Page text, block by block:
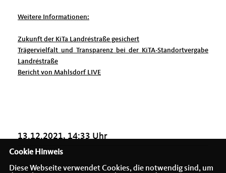
Weitere Informationen:
Zukunft der KiTa Landréstraße gesichert
Trägervielfalt und Transparenz bei der KiTA-Standortvergabe
Landréstraße
Bericht von Mahlsdorf LIVE
13.12.2021, 14:33 Uhr
Cookie Hinweis
Diese Webseite verwendet Cookies, die notwendig sind, um